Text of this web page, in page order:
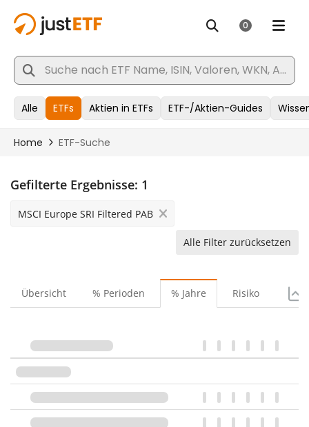
Gefilterte Ergebnisse: 1
MSCI Europe SRI Filtered PAB
Alle Filter zurücksetzen
Übersicht % Perioden % Jahre Risiko